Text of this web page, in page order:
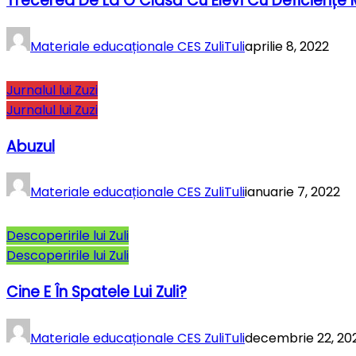
Materiale educaționale CES ZuliTuliaprilie 8, 2022
Jurnalul lui Zuzi
Jurnalul lui Zuzi
Abuzul
Materiale educaționale CES ZuliTuliianuarie 7, 2022
Descoperirile lui Zuli
Descoperirile lui Zuli
Cine E În Spatele Lui Zuli?
Materiale educaționale CES ZuliTulidecembrie 22,